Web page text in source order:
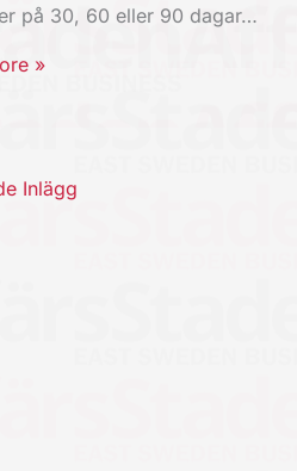
på 30, 60 eller 90 dagar…
»
Inlägg